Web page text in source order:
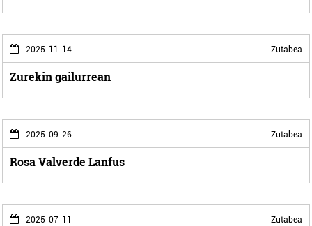
2025-11-14 Zutabea
Zurekin gailurrean
2025-09-26 Zutabea
Rosa Valverde Lanfus
2025-07-11 Zutabea